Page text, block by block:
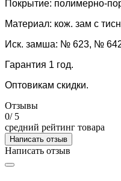
Покрытие: полимерно-
Материал: кож. зам с
Иск. замша: № 623, №
Гарантия 1 год.
Оптовикам скидки.
Отзывы
0/ 5
средний рейтинг товара
Написать отзыв
Написать отзыв